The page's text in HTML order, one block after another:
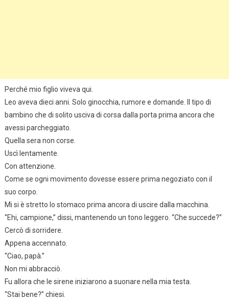
Perché mio figlio viveva qui.
Leo aveva dieci anni. Solo ginocchia, rumore e domande. Il tipo di
bambino che di solito usciva di corsa dalla porta prima ancora che
avessi parcheggiato.
Quella sera non corse.
Uscì lentamente.
Con attenzione.
Come se ogni movimento dovesse essere prima negoziato con il
suo corpo.
Mi si è stretto lo stomaco prima ancora di uscire dalla macchina.
“Ehi, campione,” dissi, mantenendo un tono leggero. “Che succede?”
Cercò di sorridere.
Appena accennato.
“Ciao, papà.”
Non mi abbracciò.
Fu allora che le sirene iniziarono a suonare nella mia testa.
“Stai bene?” chiesi.